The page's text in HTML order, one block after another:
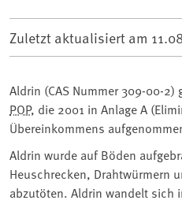
Zuletzt aktualisiert am
Aldrin (CAS Nummer 309-00-
POP, die 2001 in Anlage A
Übereinkommens
Aldrin wurde auf Böden
Heuschrecken, Drahtwürmern
abzutöten. Aldrin wandelt sich